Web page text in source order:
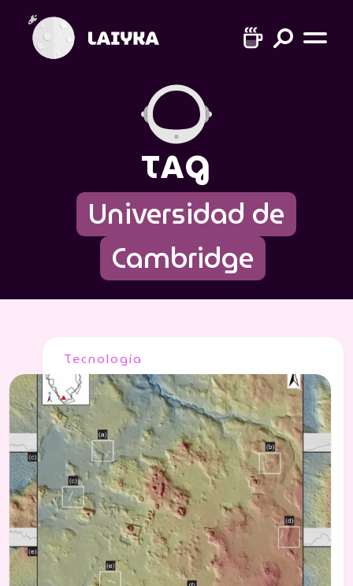
TAG
Universidad de
Cambridge
Tecnología